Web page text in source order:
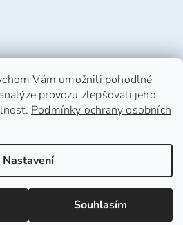
Vám umožnili pohodlné
provozu zlepšovali jeho
Podmínky ochrany osobních
Nastavení
Souhlasím
Vytvořil Shoptet
. Všechna práva
Upravit nastavení cookies